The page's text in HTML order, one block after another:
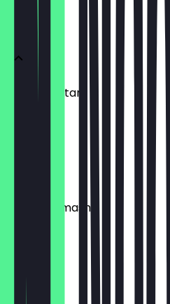
Cosmopolitan
Gin Basil Smash
€ 11,00